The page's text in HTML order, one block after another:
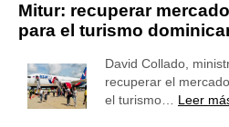
Mitur: recuperar
para el turismo
David Collado,
recuperar el
el turismo… Leer